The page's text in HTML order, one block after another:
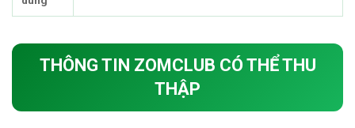
THÔNG TIN ZOMCLUB CÓ THỂ THU
THẬP